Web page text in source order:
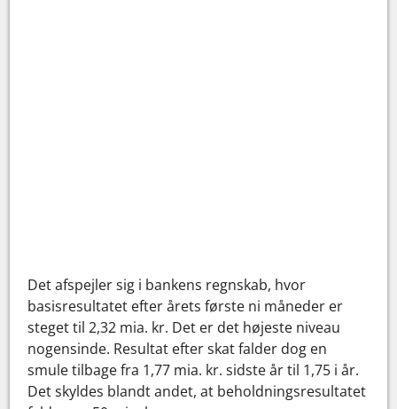
Det afspejler sig i bankens regnskab, hvor
basisresultatet efter årets første ni måneder er
steget til 2,32 mia. kr. Det er det højeste niveau
nogensinde. Resultat efter skat falder dog en
smule tilbage fra 1,77 mia. kr. sidste år til 1,75 i år.
Det skyldes blandt andet, at beholdningsresultatet